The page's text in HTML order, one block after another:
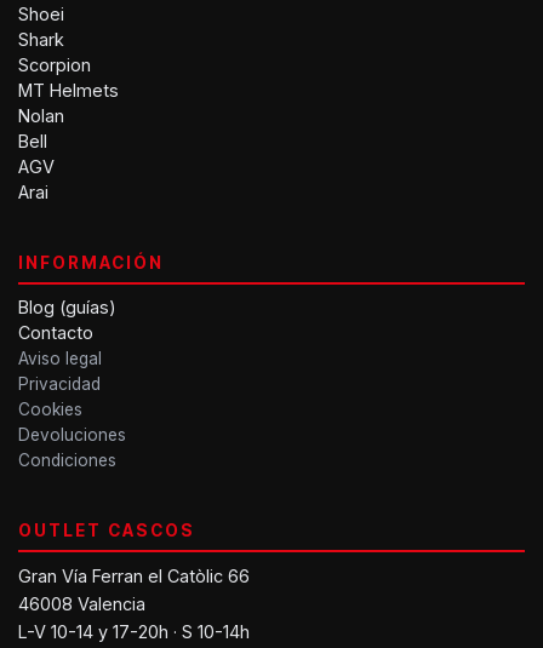
Shoei
Shark
Scorpion
MT Helmets
Nolan
Bell
AGV
Arai
INFORMACIÓN
Blog (guías)
Contacto
Aviso legal
Privacidad
Cookies
Devoluciones
Condiciones
OUTLET CASCOS
Gran Vía Ferran el Catòlic 66
46008 Valencia
L-V 10-14 y 17-20h · S 10-14h